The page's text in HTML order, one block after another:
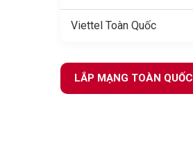
Viettel Toàn Quốc
LẮP MẠNG TOÀN QUỐC